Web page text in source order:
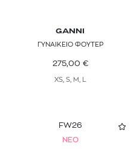
GANNI
ΓΥΝΑΙΚΕΙΟ ΦΟΥΤΕΡ
275,00 €
XS, S, M, L
FW26
NEO